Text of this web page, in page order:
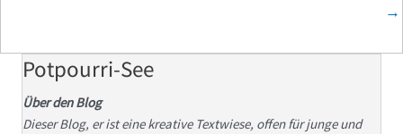
→
Potpourri-See
Über den Blog
Dieser Blog, er ist eine kreative Textwiese, offen für junge und